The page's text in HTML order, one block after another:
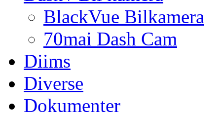
BlackVue Bilkamera
70mai Dash Cam
Diims
Diverse
Dokumenter